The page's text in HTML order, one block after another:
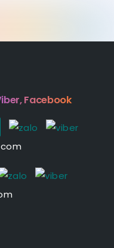
Facebook